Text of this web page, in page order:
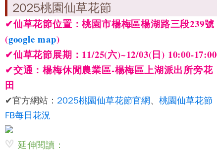
2025桃園仙草花節
✔仙草花節位置：桃園市楊梅區楊湖路三段239號
(google map)
✔仙草花節展期：11/25(六)~12/03(日) 10:00-17:00
✔交通：楊梅休閒農業區-楊梅區上湖派出所旁花
田
✔官方網站： 2025桃園仙草花節官網、 桃園仙草花節
FB每日花況
延伸閱讀：